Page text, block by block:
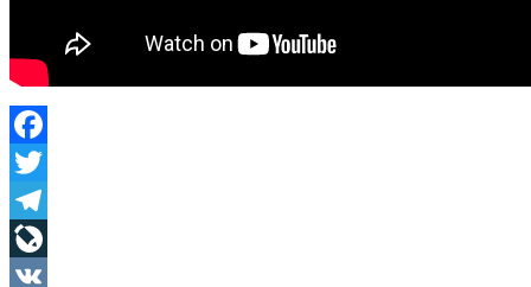
Facebook
Twitter
Telegram
LiveJournal